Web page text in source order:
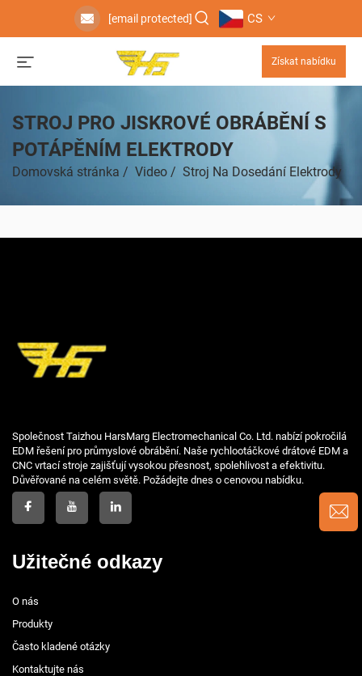
[email protected] CS
Získat nabídku
STROJ PRO JISKROVÉ OBRÁBĚNÍ S
POTÁPĚNÍM ELEKTRODY
Domovská stránka / Video / Stroj Na Dosedání Elektrody
Společnost Taizhou HarsMarg Electromechanical Co. Ltd. nabízí pokročilá
EDM řešení pro průmyslové obrábění. Naše rychlootáčkové drátové EDM a
CNC vrtací stroje zajišťují vysokou přesnost, spolehlivost a efektivitu.
Důvěřované na celém světě. Požádejte dnes o cenovou nabídku.
Užitečné odkazy
O nás
Produkty
Často kladené otázky
Kontaktujte nás